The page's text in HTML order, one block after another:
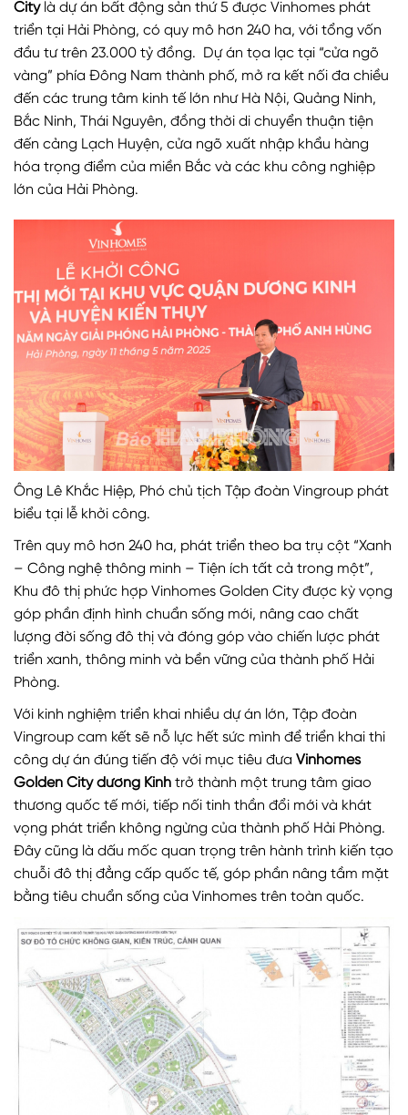
City là dự án bất động sản thứ 5 được Vinhomes phát
triển tại Hải Phòng, có quy mô hơn 240 ha, với tổng vốn
đầu tư trên 23.000 tỷ đồng. Dự án tọa lạc tại “cửa ngõ
vàng” phía Đông Nam thành phố, mở ra kết nối đa chiều
đến các trung tâm kinh tế lớn như Hà Nội, Quảng Ninh,
Bắc Ninh, Thái Nguyên, đồng thời di chuyển thuận tiện
đến cảng Lạch Huyện, cửa ngõ xuất nhập khẩu hàng
hóa trọng điểm của miền Bắc và các khu công nghiệp
lớn của Hải Phòng.
Ông Lê Khắc Hiệp, Phó chủ tịch Tập đoàn Vingroup phát
biểu tại lễ khởi công.
Trên quy mô hơn 240 ha, phát triển theo ba trụ cột “Xanh
– Công nghệ thông minh – Tiện ích tất cả trong một”,
Khu đô thị phức hợp Vinhomes Golden City được kỳ vọng
góp phần định hình chuẩn sống mới, nâng cao chất
lượng đời sống đô thị và đóng góp vào chiến lược phát
triển xanh, thông minh và bền vững của thành phố Hải
Phòng.
Với kinh nghiệm triển khai nhiều dự án lớn, Tập đoàn
Vingroup cam kết sẽ nỗ lực hết sức mình để triển khai thi
công dự án đúng tiến độ với mục tiêu đưa Vinhomes
Golden City dương Kinh trở thành một trung tâm giao
thương quốc tế mới, tiếp nối tinh thần đổi mới và khát
vọng phát triển không ngừng của thành phố Hải Phòng.
Đây cũng là dấu mốc quan trọng trên hành trình kiến tạo
chuỗi đô thị đẳng cấp quốc tế, góp phần nâng tầm mặt
bằng tiêu chuẩn sống của Vinhomes trên toàn quốc.